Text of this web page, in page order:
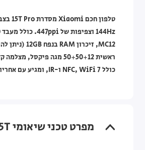
כולל NFC, WiFi 7 ו-IR, ומגיע עם אחריות לשנתיים ע"י היבואן הרשמי.
מפרט טכני שיאומי 15T פרו 512 גיגה Xiaomi 15T Pro 5G 12GB+512GB — שחור